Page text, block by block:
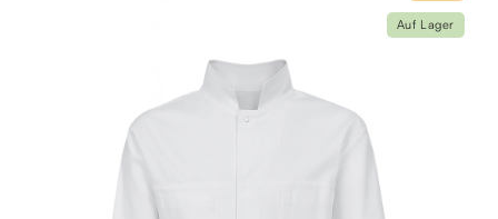
Auf Lager